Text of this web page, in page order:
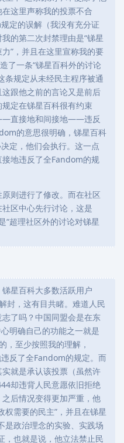
这里声称我的投票不合
定的误解（我没有充分证
的第二次封禁理由是“锑星
”，并且在这里宣称我的要
了一条“锑星百科外的讨论
条规定从未经民主程序被通
跟他之前的言论又是前后
定在锑星百科很有约束
直接地和间接地——违反
的意思很明确，锑星百科
定，他们会执行。这一点
地违反了全Fandom的规
则进行了修改。而在社区
区中心先行讨论，这是
“超理社区外的讨论对锑星
星百科大多数活跃用户
封，这有目共睹。难道人民
了吗？中国同盟会是在东
明确自己的功能之一就是
，至少按照我的理解，
反了全Fandom的规定。而
就是承认该投票（虽然许
却违背人民意愿依旧拒绝
后情况变得更加严重，他
权需要的民主”，并且在锑星
是政治理念的实验、实践场
，也就是说，他立法禁止民